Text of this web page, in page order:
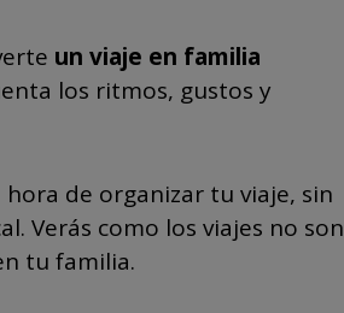
un viaje en familia
los ritmos, gustos y
hora de organizar tu viaje, sin
Verás como los viajes no son
tu familia.